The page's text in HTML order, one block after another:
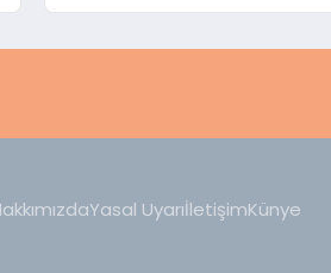
Yasal UyarıİletişimKünye